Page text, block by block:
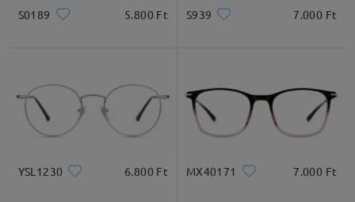
S0189 5.800 Ft S939 7.000 Ft
YSL1230 6.800 Ft MX40171 7.000 Ft